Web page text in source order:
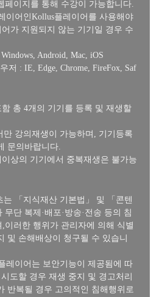
페이지를 통해 수강이 가능합니다.
이어인Kollus플레이어를 사용해야
가 지원되지 않는 기기일 경우 수
Android, Mac, iOS
저 : IE, Edge, Chrome, FireFox, Saf
함 총 4개의 기기를 등록 및 재생할
만 강의재생이 가능하며, 기기등록
문의바랍니다.
상의 기기에서 중복재생은 불가능
는 「지식재산 기본법」 및 「콘텐
무단 복제·배포·방송·전송 등의 침
이러한 행위가 관리자에 의해 식별
및 손해배상이 청구될 수 있습니
레이어는 보안기능이 제공됨에 따
도할 경우 재생 중지 및 경고처리
반복될 경우 고의적인 침해행위로